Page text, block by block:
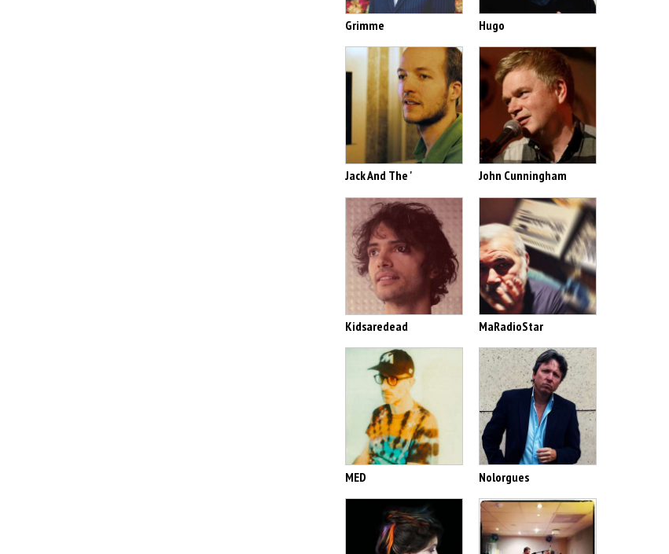
Grimme Hugo
Jack And The ' John Cunningham
Kidsaredead MaRadioStar
MED Nolorgues